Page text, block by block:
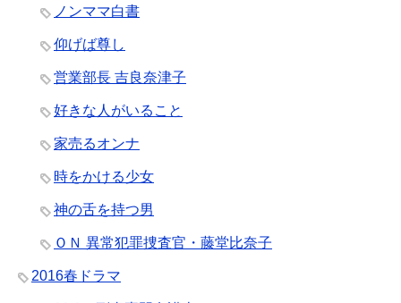
ノンママ白書
仰げば尊し
営業部長 吉良奈津子
好きな人がいること
家売るオンナ
時をかける少女
神の舌を持つ男
ＯＮ 異常犯罪捜査官・藤堂比奈子
2016春ドラマ